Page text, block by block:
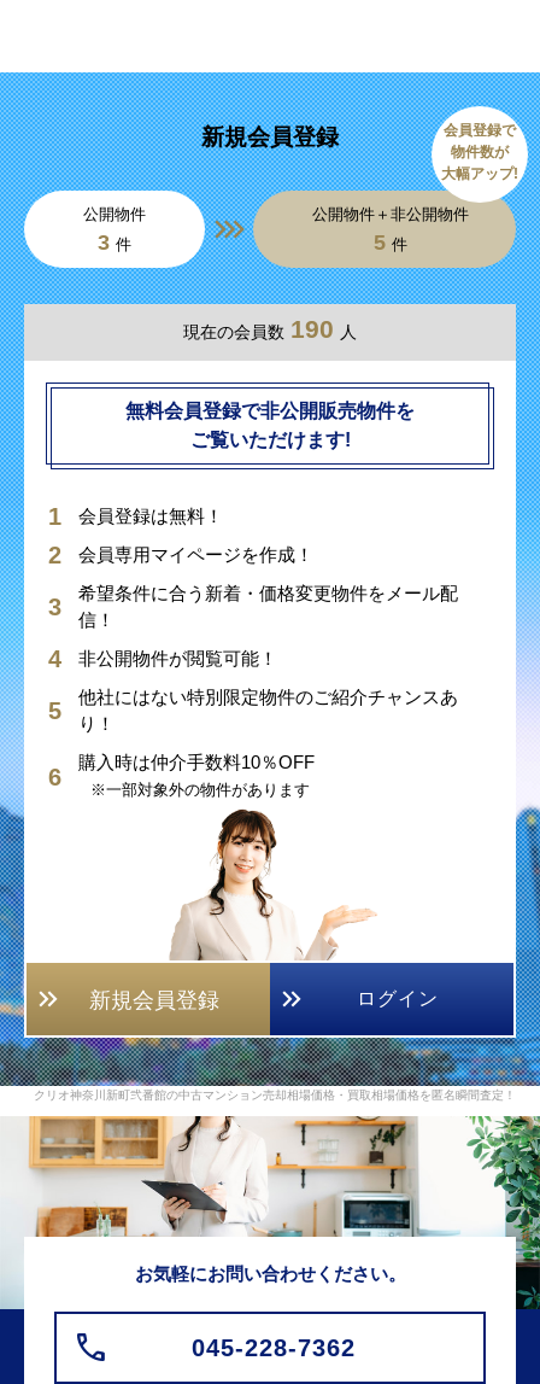
新規会員登録
公開物件
3 件
公開物件＋非公開物件
5 件
会員登録で
物件数が
大幅アップ!
現在の会員数 190 人
無料会員登録で非公開販売物件を
ご覧いただけます!
会員登録は無料！
会員専用マイページを作成！
希望条件に合う新着・価格変更物件をメール配
信！
非公開物件が閲覧可能！
他社にはない特別限定物件のご紹介チャンスあ
り！
購入時は仲介手数料10％OFF
※一部対象外の物件があります
新規会員登録 ログイン
クリオ神奈川新町弐番館の中古マンション売却相場価格・買取相場価格を匿名瞬間査定！
お気軽にお問い合わせください。
045-228-7362